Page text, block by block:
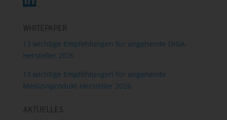
WHITEPAPER
13 wichtige Empfehlungen für angehende DiGA-
Hersteller 2026
13 wichtige Empfehlungen für angehende
Medizinprodukt-Hersteller 2026
AKTUELLES